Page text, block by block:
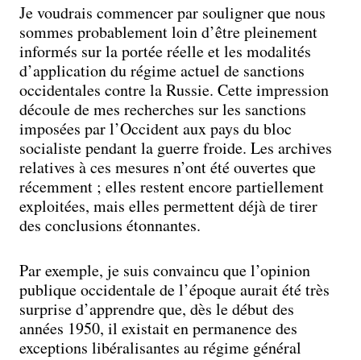
Je voudrais commencer par souligner que nous
sommes probablement loin d’être pleinement
informés sur la portée réelle et les modalités
d’application du régime actuel de sanctions
occidentales contre la Russie. Cette impression
découle de mes recherches sur les sanctions
imposées par l’Occident aux pays du bloc
socialiste pendant la guerre froide. Les archives
relatives à ces mesures n’ont été ouvertes que
récemment ; elles restent encore partiellement
exploitées, mais elles permettent déjà de tirer
des conclusions étonnantes.
Par exemple, je suis convaincu que l’opinion
publique occidentale de l’époque aurait été très
surprise d’apprendre que, dès le début des
années 1950, il existait en permanence des
exceptions libéralisantes au régime général